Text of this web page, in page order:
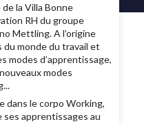
la Villa Bonne
RH du groupe
Mettling. A l’origine
monde du travail et
modes d’apprentissage,
modes
dans le corpo Working,
ses apprentissages au